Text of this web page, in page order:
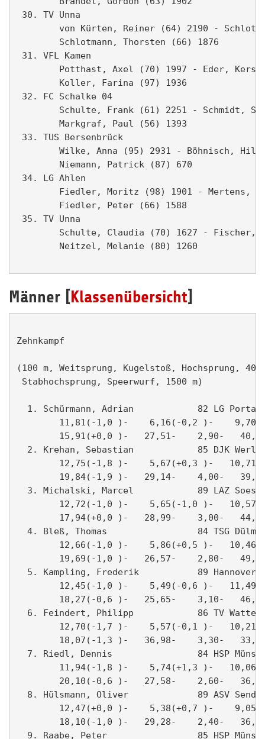
Männer [Klassenübersicht]
Zehnkampf
(100 m, Weitsprung, Kugelstoß, Hochsprung,
Stabhochsprung, Speerwurf, 1500 m)
1. Schürmann, Adrian            82 LG Porta
11,81(-1,0 )-    6,16(-0,2 )-    9,70-
15,91(+0,0 )-   27,51-    2,90-
2. Krehan, Sebastian            85 DJK Werl
12,75(-1,8 )-    5,67(+0,3 )-   10,71-
19,84(-1,9 )-   29,14-    4,00-
3. Michalski, Marcel            89 LAZ
12,72(-1,0 )-    5,65(-1,0 )-   10,57-
17,94(+0,0 )-   28,99-    3,00-
4. Bleß, Thomas                 84 TSG
12,66(-1,0 )-    5,86(+0,5 )-   10,46-
19,69(-1,0 )-   26,57-    2,80-
5. Kampling, Frederik           89 Hannover
12,45(-1,0 )-    5,49(-0,6 )-   11,49-
18,27(-0,6 )-   25,65-    3,10-
6. Feindert, Philipp            86 TV
12,70(-1,7 )-    5,57(-0,1 )-   10,21-
18,07(-1,3 )-   36,98-    3,30-
7. Riedl, Dennis                84 HSP
11,94(-1,8 )-    5,74(+1,3 )-   10,06-
20,10(-0,6 )-   27,58-    2,60-
8. Hülsmann, Oliver             89 ASV
12,47(+0,0 )-    5,38(+0,7 )-    9,05-
18,10(-1,0 )-   29,28-    2,40-
9. Raabe, Peter                 85 HSP